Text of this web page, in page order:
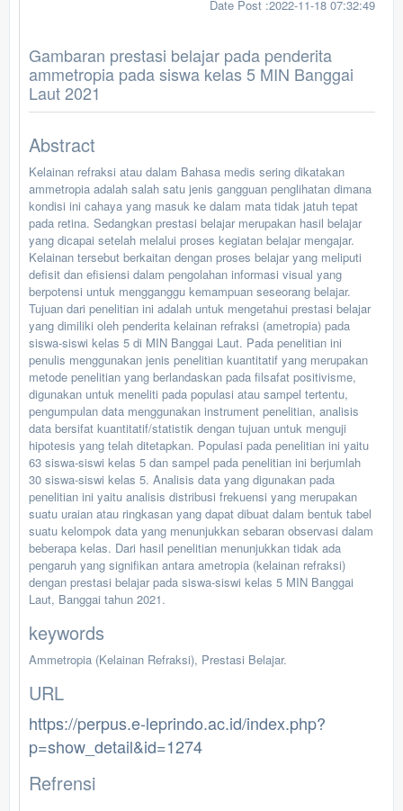
Date Post :2022-11-18 07:32:49
Gambaran prestasi belajar pada penderita
ammetropia pada siswa kelas 5 MIN Banggai
Laut 2021
Abstract
Kelainan refraksi atau dalam Bahasa medis sering dikatakan
ammetropia adalah salah satu jenis gangguan penglihatan dimana
kondisi ini cahaya yang masuk ke dalam mata tidak jatuh tepat
pada retina. Sedangkan prestasi belajar merupakan hasil belajar
yang dicapai setelah melalui proses kegiatan belajar mengajar.
Kelainan tersebut berkaitan dengan proses belajar yang meliputi
defisit dan efisiensi dalam pengolahan informasi visual yang
berpotensi untuk mengganggu kemampuan seseorang belajar.
Tujuan dari penelitian ini adalah untuk mengetahui prestasi belajar
yang dimiliki oleh penderita kelainan refraksi (ametropia) pada
siswa-siswi kelas 5 di MIN Banggai Laut. Pada penelitian ini
penulis menggunakan jenis penelitian kuantitatif yang merupakan
metode penelitian yang berlandaskan pada filsafat positivisme,
digunakan untuk meneliti pada populasi atau sampel tertentu,
pengumpulan data menggunakan instrument penelitian, analisis
data bersifat kuantitatif/statistik dengan tujuan untuk menguji
hipotesis yang telah ditetapkan. Populasi pada penelitian ini yaitu
63 siswa-siswi kelas 5 dan sampel pada penelitian ini berjumlah
30 siswa-siswi kelas 5. Analisis data yang digunakan pada
penelitian ini yaitu analisis distribusi frekuensi yang merupakan
suatu uraian atau ringkasan yang dapat dibuat dalam bentuk tabel
suatu kelompok data yang menunjukkan sebaran observasi dalam
beberapa kelas. Dari hasil penelitian menunjukkan tidak ada
pengaruh yang signifikan antara ametropia (kelainan refraksi)
dengan prestasi belajar pada siswa-siswi kelas 5 MIN Banggai
Laut, Banggai tahun 2021.
keywords
Ammetropia (Kelainan Refraksi), Prestasi Belajar.
URL
https://perpus.e-leprindo.ac.id/index.php?
p=show_detail&id=1274
Refrensi